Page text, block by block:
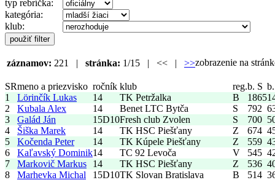
typ rebríčka:
kategória:
klub:
záznamov: 221 | stránka: 1/15 | << | >>zobrazenie na
SRmeno a priezvisko ročník klub reg.b. S
1
Lörinčík Lukas 14 TK Petržalka B 1865
2
Kubala Alex 14 Benet LTC Bytča S 792
3
Galád Ján 15D10Fresh club Zvolen S 700
4
Šiška Marek 14 TK HSC Piešťany Z 674
5
Kočenda Peter 14 TK Kúpele Piešťany Z 559
6
Kaľavský Dominik14 TC 92 Levoča V 545
7
Markovič Markus 14 TK HSC Piešťany Z 536
8
Marhevka Michal 15D10TK Slovan Bratislava B 514